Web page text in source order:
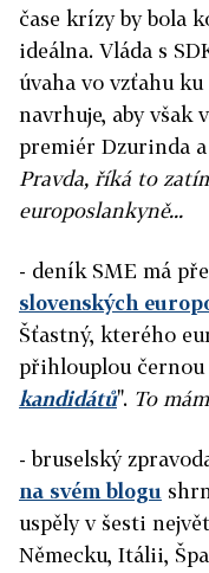
čase krízy by bola
ideálna. Vláda s
úvaha vo vzťahu
navrhuje, aby však
premiér Dzurinda
Pravda, říká to
europoslankyně...
- deník SME má
slovenských
Šťastný, kterého
přihlouplou
kandidátů". To
- bruselský
na svém blogu
uspěly v šesti
Německu, Itálii,